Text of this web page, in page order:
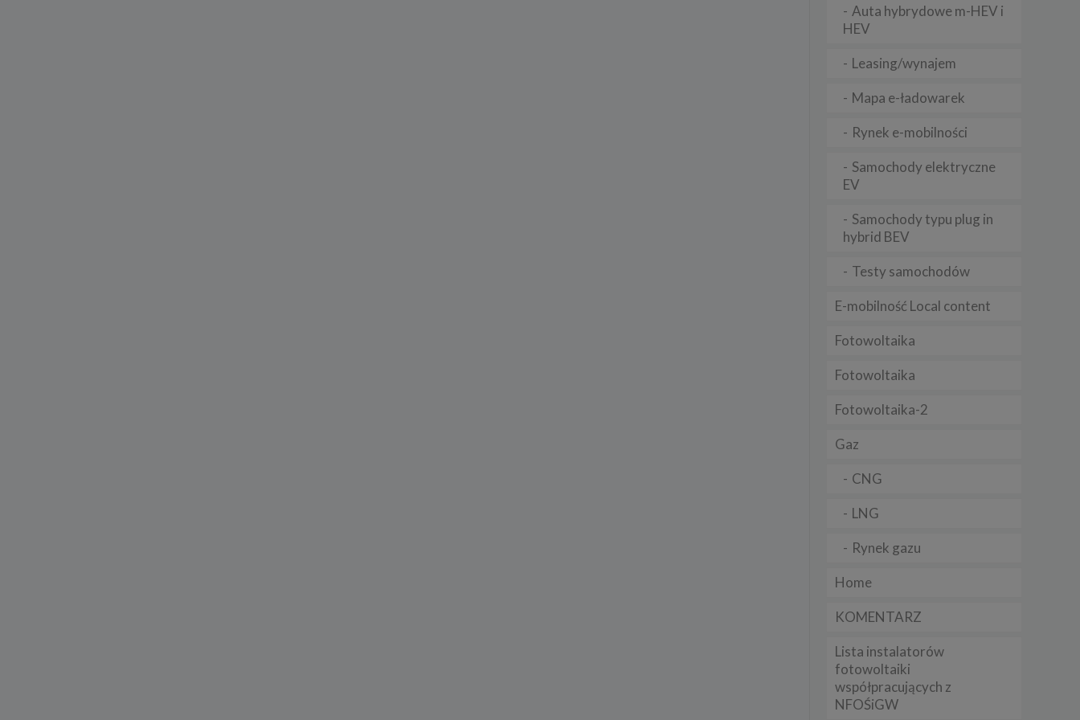
Auta hybrydowe m-HEV i
HEV
Leasing/wynajem
Mapa e-ładowarek
Rynek e-mobilności
Samochody elektryczne
EV
Samochody typu plug in
hybrid BEV
Testy samochodów
E-mobilność Local content
Fotowoltaika
Fotowoltaika
Fotowoltaika-2
Gaz
CNG
LNG
Rynek gazu
Home
KOMENTARZ
Lista instalatorów
fotowoltaiki
współpracujących z
NFOŚiGW